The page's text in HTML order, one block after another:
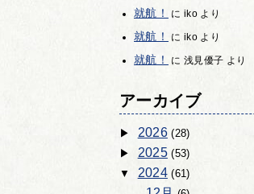
就航！ に ikoより
就航！ に ikoより
就航！ に 浅見優子 より
アーカイブ
2026(28)
2025(53)
2024(61)